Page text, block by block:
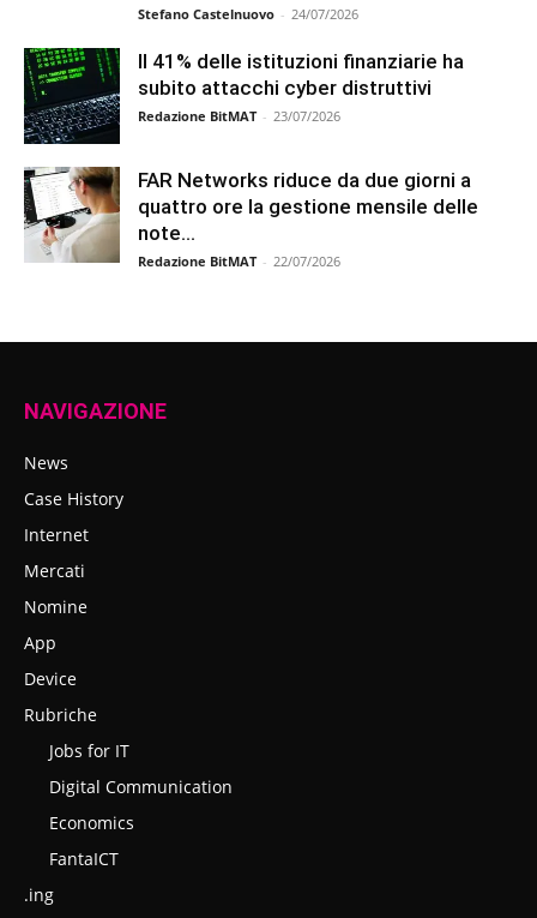
Stefano Castelnuovo - 24/07/2026
Il 41% delle istituzioni finanziarie ha
subito attacchi cyber distruttivi
Redazione BitMAT - 23/07/2026
FAR Networks riduce da due giorni a
quattro ore la gestione mensile delle
note...
Redazione BitMAT - 22/07/2026
NAVIGAZIONE
News
Case History
Internet
Mercati
Nomine
App
Device
Rubriche
Jobs for IT
Digital Communication
Economics
FantaICT
.ing